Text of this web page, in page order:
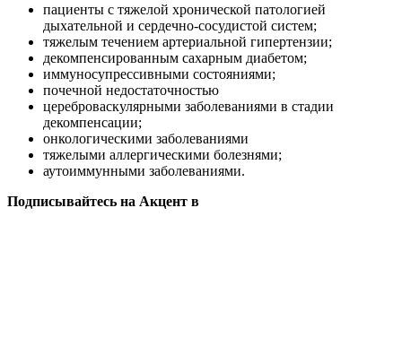
пациенты с тяжелой хронической патологией
дыхательной и сердечно-сосудистой систем;
тяжелым течением артериальной гипертензии;
декомпенсированным сахарным диабетом;
иммуносупрессивными состояниями;
почечной недостаточностью
цереброваскулярными заболеваниями в стадии
декомпенсации;
онкологическими заболеваниями
тяжелыми аллергическими болезнями;
аутоиммунными заболеваниями.
Подписывайтесь на Акцент в